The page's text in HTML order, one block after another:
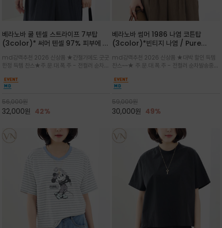
베라노바 쿨 텐셀 스트라이프 7부탑
(3color)* 써머 텐셀 97% 피부에 닿
소재
md강력추천 2026 신상품 ★간절기에도 굿굿
한정 득템 찬스★주.문.대.폭.주 - 전컬러 순차발
있는 드롭숄더와 7부 소매가 더해져 팔 라인을
자연스럽게 커버해주는 아이템/얇고 가벼운 터
치감으로 편안
56,000원
32,000원 42%
베라노바 썸머 1986 나염 코튼탑
(3color)*빈티지 나염 / Pure
어도 룩에 감도가 살아나는 베라노바 스
튜디오 티셔츠
md강력추천 2026 신상품 ★대박 할인 득템
찬스~~★ 주.문.대.폭.주 - 전컬러 순차발송중
유 있는 핏과 경쾌한 기장감이 자연스럽게 체형
을 커버/빈티지한 레터링 프린트가 은근한 포인
트가 되어 데님이나 린넨 팬츠와 감
59,000원
30,000원 49%